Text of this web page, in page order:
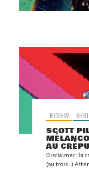
REVIEW
SCOTT
AU
Disclaimer : la
(ou trois...)